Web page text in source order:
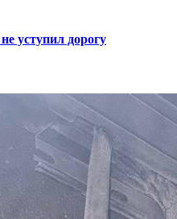
уступил дорогу